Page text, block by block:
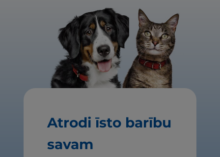
Atrodi īsto barību
savam